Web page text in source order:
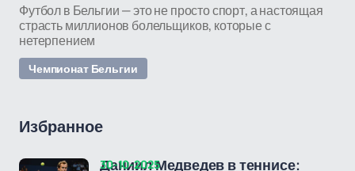
Футбол в Бельгии — это не просто спорт, а настоящая
страсть миллионов болельщиков, которые с
нетерпением
Чемпионат Бельгии
Избранное
Даниил Медведев в теннисе:
30-10-2025